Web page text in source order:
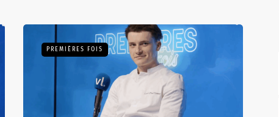
PREMIÈRES FOIS